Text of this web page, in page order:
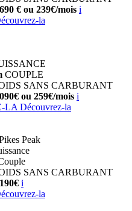
€ ou 239€/mois i
la
COUPLE
SANS CARBURANT
ou 259€/mois i
LA Découvrez-la
Peak
SANS CARBURANT
i
la